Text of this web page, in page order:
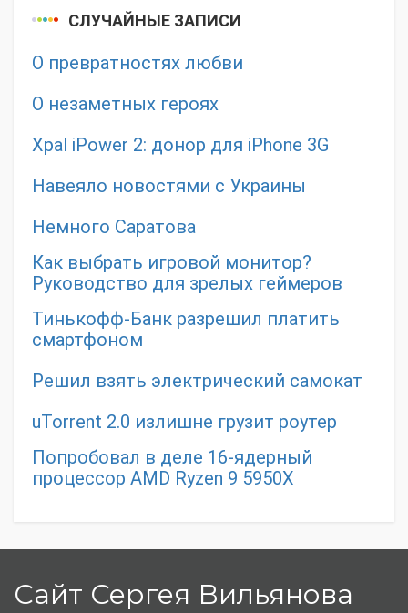
СЛУЧАЙНЫЕ ЗАПИСИ
О превратностях любви
О незаметных героях
Xpal iPower 2: донор для iPhone 3G
Навеяло новостями с Украины
Немного Саратова
Как выбрать игровой монитор?
Руководство для зрелых геймеров
Тинькофф-Банк разрешил платить
смартфоном
Решил взять электрический самокат
uTorrent 2.0 излишне грузит роутер
Попробовал в деле 16-ядерный
процессор AMD Ryzen 9 5950X
Сайт Сергея Вильянова